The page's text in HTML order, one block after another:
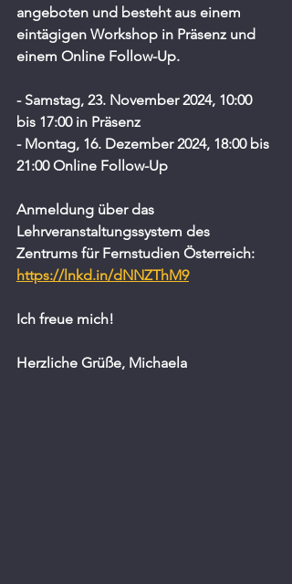
angeboten und besteht aus einem
eintägigen Workshop in Präsenz und
einem Online Follow-Up.
- Samstag, 23. November 2024, 10:00
bis 17:00 in Präsenz
- Montag, 16. Dezember 2024, 18:00 bis
21:00 Online Follow-Up
Anmeldung über das
Lehrveranstaltungssystem des
Zentrums für Fernstudien Österreich:
https://lnkd.in/dNNZThM9
Ich freue mich!
Herzliche Grüße, Michaela